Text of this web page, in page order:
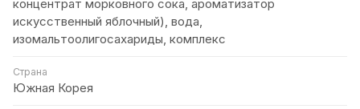
концентрат морковного сока, ароматизатор
искусственный яблочный), вода,
изомальтоолигосахариды, комплекс
Страна
Южная Корея